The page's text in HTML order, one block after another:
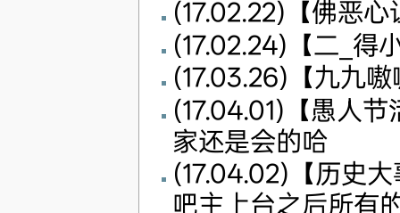
(17.02.22)【佛恶
(17.02.24)【二_得
(17.03.26)【九九
(17.04.01)【愚人
家还是会的哈
(17.04.02)【历史
吧主上台之后所有